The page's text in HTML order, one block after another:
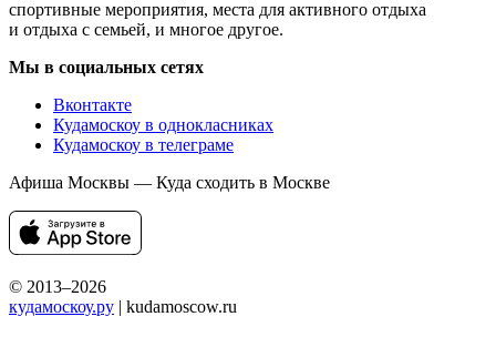
спортивные мероприятия, места для активного отдыха
и отдыха с семьей, и многое другое.
Мы в социальных сетях
Вконтакте
Кудамоскоу в однокласниках
Кудамоскоу в телеграме
Афиша Москвы — Куда сходить в Москве
© 2013–2026
кудамоскоу.ру | kudamoscow.ru